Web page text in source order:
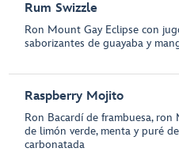
Rum Swizzle
Ron Mount Gay Eclipse con
saborizantes de guayaba y
Raspberry Mojito
Ron Bacardí de frambuesa, ron
de limón verde, menta y puré
carbonatada